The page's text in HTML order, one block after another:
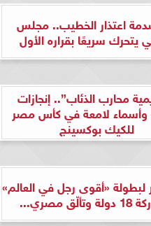
اعتذار الخطيب.. مجلس
يتحرك سريعًا بقراره الأول
محارب الذئاب”.. إنجازات
لامعة في كأس مصر
للكيك بوكسينج
لبطولة «أقوى رجل في العالم»
مصري...